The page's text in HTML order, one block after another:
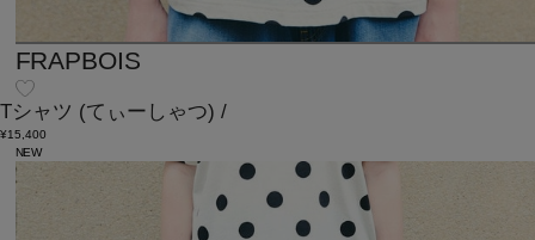
FRAPBOIS
Tシャツ (てぃーしゃつ) /
¥15,400
NEW